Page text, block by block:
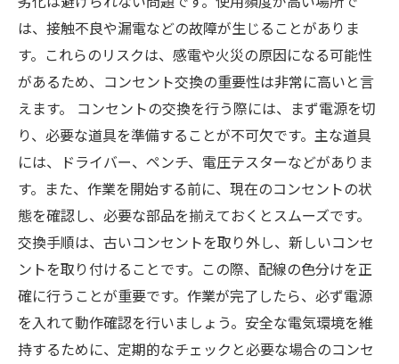
は、接触不良や漏電などの故障が生じることがありま
す。これらのリスクは、感電や火災の原因になる可能性
があるため、コンセント交換の重要性は非常に高いと言
えます。 コンセントの交換を行う際には、まず電源を切
り、必要な道具を準備することが不可欠です。主な道具
には、ドライバー、ペンチ、電圧テスターなどがありま
す。また、作業を開始する前に、現在のコンセントの状
態を確認し、必要な部品を揃えておくとスムーズです。
交換手順は、古いコンセントを取り外し、新しいコンセ
ントを取り付けることです。この際、配線の色分けを正
確に行うことが重要です。作業が完了したら、必ず電源
を入れて動作確認を行いましょう。安全な電気環境を維
持するために、定期的なチェックと必要な場合のコンセ